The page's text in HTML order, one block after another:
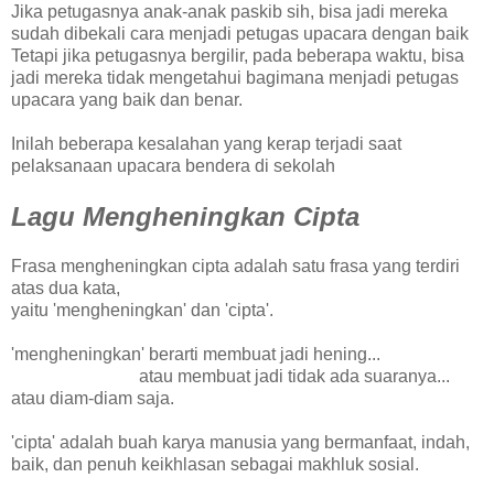
Jika petugasnya anak-anak paskib sih, bisa jadi mereka
sudah dibekali cara menjadi petugas upacara dengan baik
Tetapi jika petugasnya bergilir, pada beberapa waktu, bisa
jadi mereka tidak mengetahui bagimana menjadi petugas
upacara yang baik dan benar.
Inilah beberapa kesalahan yang kerap terjadi saat
pelaksanaan upacara bendera di sekolah
Lagu Mengheningkan Cipta
Frasa mengheningkan cipta adalah satu frasa yang terdiri
atas dua kata,
yaitu 'mengheningkan' dan 'cipta'.
'mengheningkan' berarti membuat jadi hening...
atau membuat jadi tidak ada suaranya...
atau diam-diam saja.
'cipta' adalah buah karya manusia yang bermanfaat, indah,
baik, dan penuh keikhlasan sebagai makhluk sosial.